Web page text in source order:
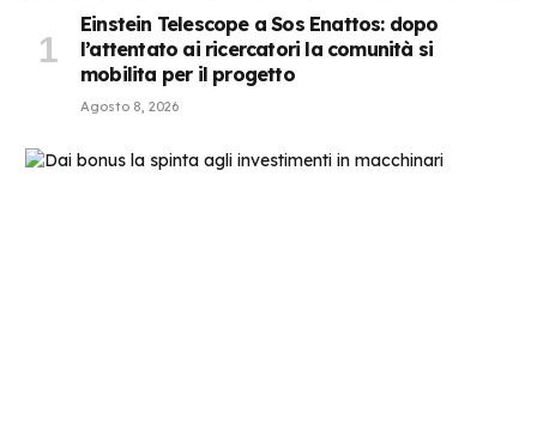
Einstein Telescope a Sos Enattos: dopo
l’attentato ai ricercatori la comunità si
mobilita per il progetto
Agosto 8, 2026